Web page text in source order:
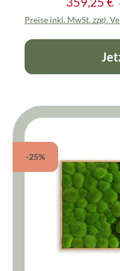
Preise inkl. MwSt. zzgl.
-25%